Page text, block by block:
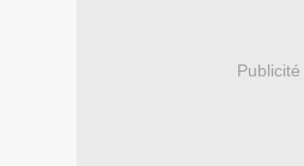
Publicité